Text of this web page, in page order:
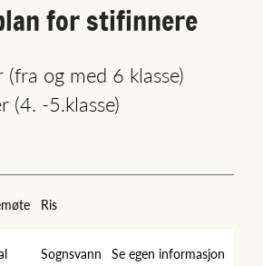
for stifinnere
og med 6 klasse)
(4. -5.klasse)
Ris
Sognsvann Se egen informasjon